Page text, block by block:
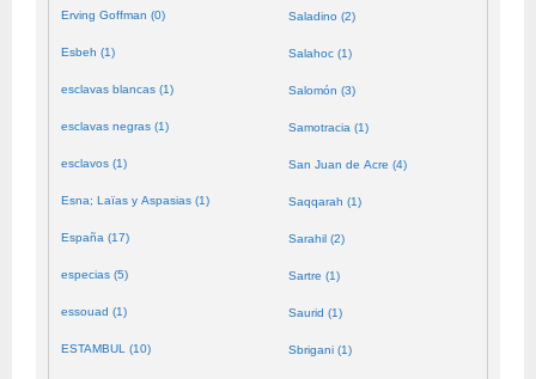
Erving Goffman (0)
Esbeh (1)
esclavas blancas (1)
esclavas negras (1)
esclavos (1)
Esna; Laïas y Aspasias (1)
España (17)
especias (5)
essouad (1)
ESTAMBUL (10)
Saladino (2)
Salahoc (1)
Salomón (3)
Samotracia (1)
San Juan de Acre (4)
Saqqarah (1)
Sarahil (2)
Sartre (1)
Saurid (1)
Sbrigani (1)